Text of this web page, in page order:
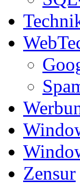
Zensur